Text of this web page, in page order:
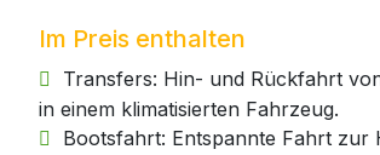
Im Preis enthalten
Transfers: Hin- und Rückfahrt
in einem klimatisierten Fahrzeug.
Bootsfahrt: Entspannte Fahrt zur